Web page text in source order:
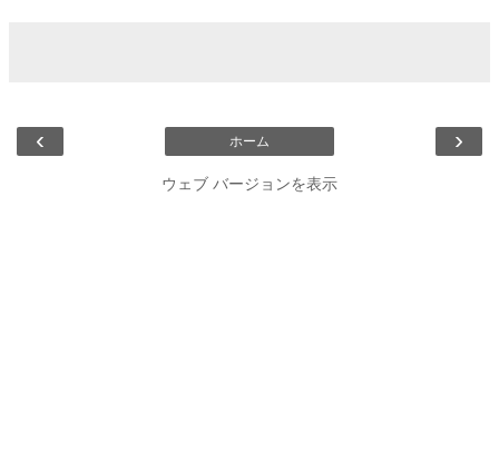
‹ ›
ホーム
ウェブ バージョンを表示